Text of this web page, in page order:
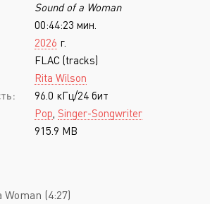
Sound of a Woman
00:44:23 мин.
2026 г.
FLAC (tracks)
Rita Wilson
96.0 кГц/24 бит
Pop Singer-Songwriter
915.9 MB
Woman (4:27)